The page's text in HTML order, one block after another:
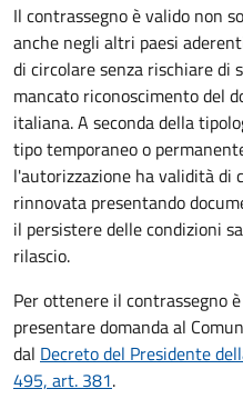
Il contrassegno è valido non
anche negli altri paesi
di circolare senza rischiare di
mancato riconoscimento del
italiana. A seconda della
tipo temporaneo o
l'autorizzazione ha validità di
rinnovata presentando
il persistere delle condizioni
rilascio.
Per ottenere il contrassegno
presentare domanda al
dal Decreto del Presidente
495, art. 381.